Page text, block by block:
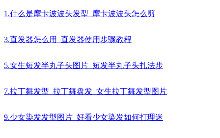
1.什么是摩卡波波头发型_摩卡波波头怎么剪
3.直发器怎么用_直发器使用步骤教程
5.女生短发半丸子头图片_短发半丸子头扎法步
7.拉丁舞发型_拉丁舞盘发_女生拉丁舞发型图片
9.少女染发发型图片_好看少女染发如何打理迷